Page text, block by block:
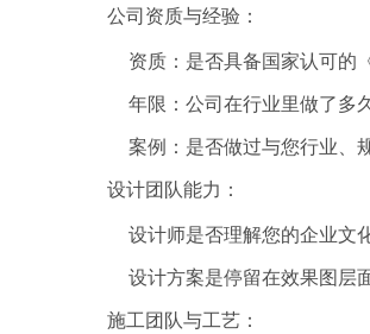
公司资质与经验：
资质：是否具备国家认可的
年限：公司在行业里做了多
案例：是否做过与您行业、
设计团队能力：
设计师是否理解您的企业文
设计方案是停留在效果图层
施工团队与工艺：